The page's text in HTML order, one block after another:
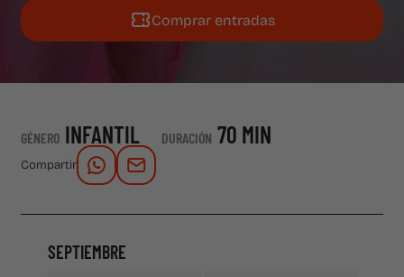
Comprar entradas
GÉNERO INFANTIL DURACIÓN 70 MIN
Compartir
SEPTIEMBRE